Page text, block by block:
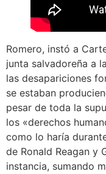
Romero, instó a
junta salvadoreña a
las desapariciones
se estaban
pesar de toda la
los «derechos
como lo haría
de Ronald Reagan y
instancia, sumando